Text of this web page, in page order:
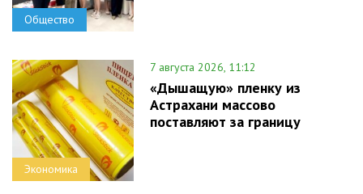
Общество
Экономика
7 августа 2026, 11:12
«Дышащую» пленку из
Астрахани массово
поставляют за границу